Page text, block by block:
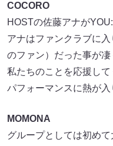
COCORO
HOSTの佐藤アナが
アナはファンクラブに
のファン）だった事が
私たちのことを応援し
パフォーマンスに熱が入
MOMONA
グループとしては初め